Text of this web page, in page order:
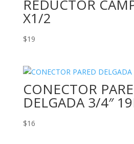
REDUCTOR
X1/2
$19
CONECTOR
DELGADA 3/4″
$16